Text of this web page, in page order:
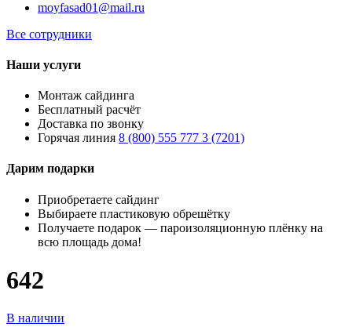
moyfasad01@mail.ru
Все сотрудники
Наши услуги
Монтаж сайдинга
Бесплатный расчёт
Доставка по звонку
Горячая линия 8 (800) 555 777 3 (7201)
Дарим подарки
Приобретаете сайдинг
Выбираете пластиковую обрешётку
Получаете подарок — пароизоляционную плёнку на
всю площадь дома!
642
В наличии